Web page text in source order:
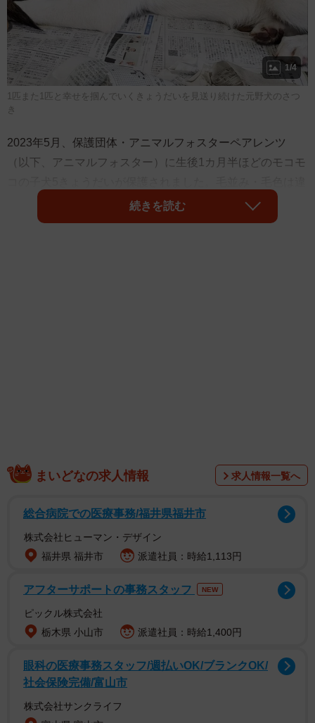
1/4
1匹また1匹と幸せを掴んでいくきょうだいを見送り続けた元野犬のさつ
き
2023年5月、保護団体・アニマルフォスターペアレンツ
（以下、アニマルフォスター）に生後1カ月半ほどのモコモ
えど仲良しで、当初は緊張してみんなで固まって過ごして
いました。
2/4
さつきです
続きを読む
まいどなの求人情報 求人情報一覧へ
総合病院での医療事務/福井県福井市
株式会社ヒューマン・デザイン
福井県 福井市
派遣社員：時給1,113円
アフターサポートの事務スタッフ NEW
ピックル株式会社
栃木県 小山市
派遣社員：時給1,400円
眼科の医療事務スタッフ/週払いOK/ブランクOK/
社会保険完備/富山市
株式会社サンクライフ